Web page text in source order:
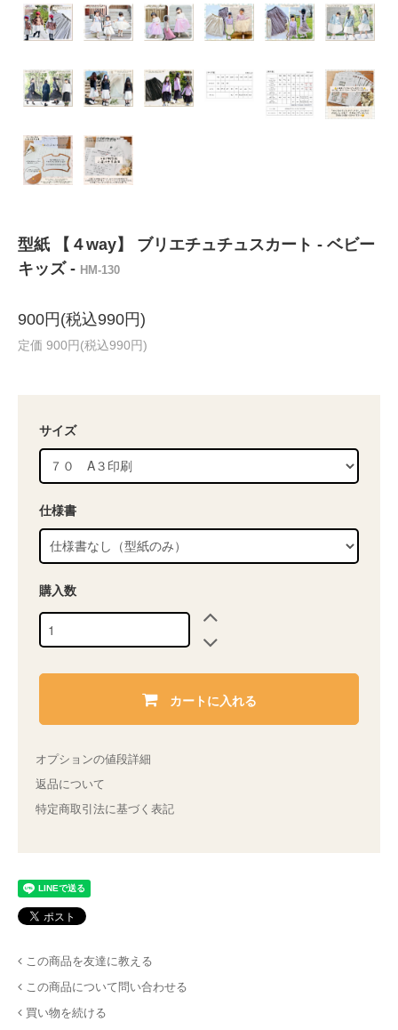
型紙 【４way】 ブリエチュチュスカート - ベビー
キッズ - HM-130
900円(税込990円)
定価 900円(税込990円)
サイズ
仕様書
購入数
カートに入れる
オプションの値段詳細
返品について
特定商取引法に基づく表記
この商品を友達に教える
この商品について問い合わせる
買い物を続ける